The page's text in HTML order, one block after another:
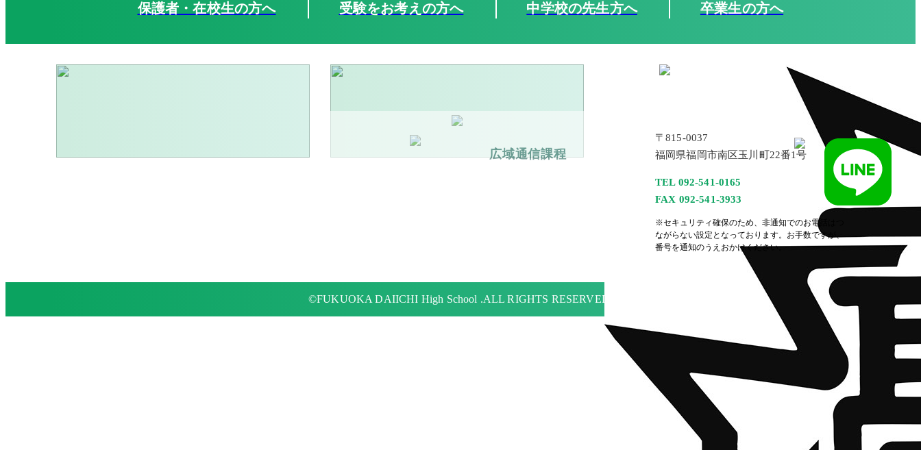
保護者・在校生の方へ 受験をお考えの方へ 中学校の先生方へ 卒業生の方へ
広域通信課程
〒815-0037
福岡県福岡市南区玉川町22番1号
TEL 092-541-0165
FAX 092-541-3933
※セキュリティ確保のため、非通知でのお電話はつ
ながらない設定となっております。お手数ですが、
番号を通知のうえおかけください。
©FUKUOKA DAIICHI High School .ALL RIGHTS RESERVED.